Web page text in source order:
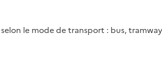
le mode de transport : bus,